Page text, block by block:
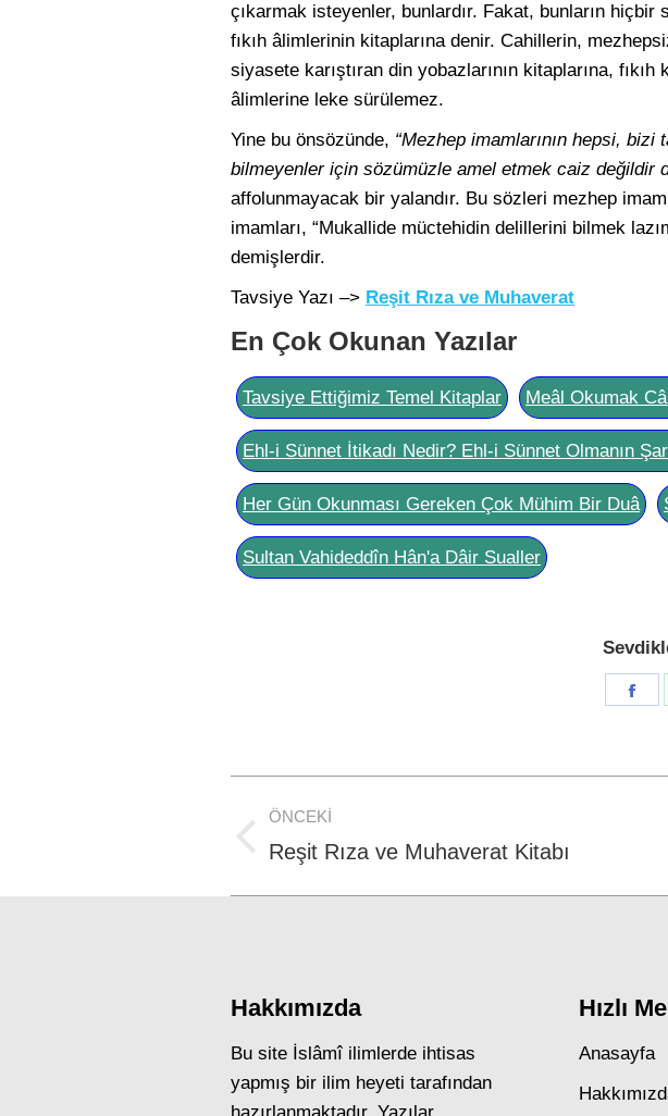
çıkarmak isteyenler, bunlardır. Fakat, bunların hiçbir
fıkıh âlimlerinin kitaplarına denir. Cahillerin,
siyasete karıştıran din yobazlarının kitaplarına,
âlimlerine leke sürülemez.
Yine bu önsözünde, “Mezhep imamlarının hepsi,
bilmeyenler için sözümüzle amel etmek caiz değildir
affolunmayacak bir yalandır. Bu sözleri mezhep
imamları, “Mukallide müctehidin delillerini bilmek
demişlerdir.
Tavsiye Yazı –> Reşit Rıza ve Muhaverat
En Çok Okunan Yazılar
Tavsiye Ettiğimiz Temel Kitaplar Meâl Okumak
Ehl-i Sünnet İtikadı Nedir? Ehl-i Sünnet Olmanın
Her Gün Okunması Gereken Çok Mühim Bir Duâ
Sultan Vahideddîn Hân'a Dâir Sualler
Post
navigation
ÖNCEKI
Previous
Reşit Rıza ve Muhaverat Kitabı
Hakkımızda
Bu site İslâmî ilimlerde ihtisas
yapmış bir ilim heyeti tarafından
Hızlı
Anasayfa